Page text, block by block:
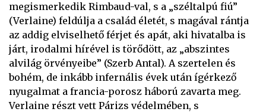
megismerkedik Rimbaud-val, s a „széltalpú fiú”
(Verlaine) feldúlja a család életét, s magával rántja
az addig elviselhető férjet és apát, aki hivatalba is
járt, irodalmi hírével is törődött, az „abszintes
alvilág örvényeibe” (Szerb Antal). A szertelen és
bohém, de inkább infernális évek után ígérkező
nyugalmat a francia-porosz háború zavarta meg.
Verlaine részt vett Párizs védelmében, s